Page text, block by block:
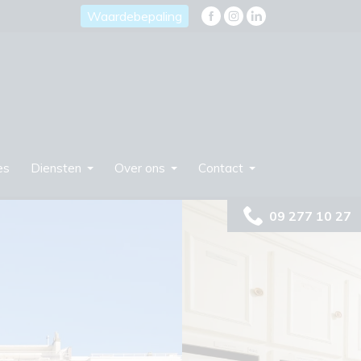
Waardebepaling
Diensten Over ons Contact
09 277 10 27